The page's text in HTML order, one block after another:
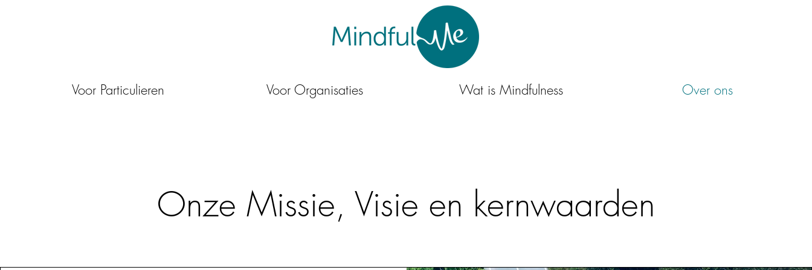
Voor Particulieren Voor Organisaties Wat is Mindfulness Over ons
Onze Missie, Visie en kernwaarden